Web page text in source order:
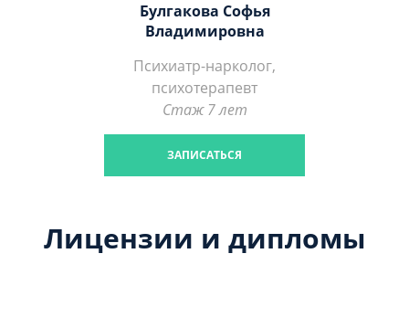
Булгакова Софья
Владимировна
Психиатр-нарколог,
психотерапевт
Стаж 7 лет
ЗАПИСАТЬСЯ
Лицензии и дипломы